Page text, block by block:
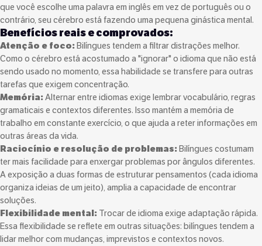
que você escolhe uma palavra em inglês em vez de português ou o
contrário, seu cérebro está fazendo uma pequena ginástica mental.
Benefícios reais e comprovados:
Atenção e foco:Bilíngues tendem a filtrar distrações melhor.
Como o cérebro está acostumado a "ignorar" o idioma que não está
sendo usado no momento, essa habilidade se transfere para outras
tarefas que exigem concentração.
Memória:Alternar entre idiomas exige lembrar vocabulário, regras
gramaticais e contextos diferentes. Isso mantém a memória de
trabalho em constante exercício, o que ajuda a reter informações em
outras áreas da vida.
Raciocínio e resolução de problemas:Bilíngues costumam
ter mais facilidade para enxergar problemas por ângulos diferentes.
A exposição a duas formas de estruturar pensamentos (cada idioma
organiza ideias de um jeito), amplia a capacidade de encontrar
soluções.
Flexibilidade mental: Trocar de idioma exige adaptação rápida.
Essa flexibilidade se reflete em outras situações: bilíngues tendem a
lidar melhor com mudanças, imprevistos e contextos novos.